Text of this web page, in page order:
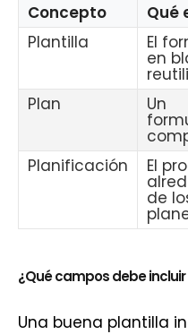
Concepto
Qué
Plantilla
El
en
Plan
Un
Planificación
El
de
¿Qué campos debe
Una buena plantilla